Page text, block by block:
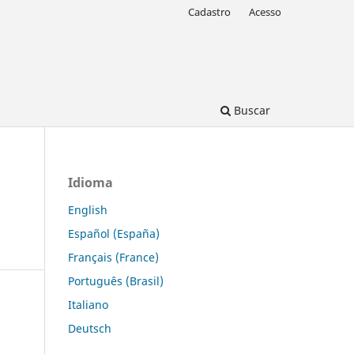
Buscar
Cadastro Acesso
Idioma
English
Español (España)
Français (France)
Português (Brasil)
Italiano
Deutsch